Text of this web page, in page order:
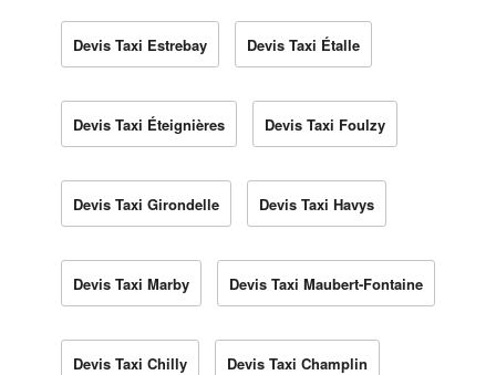
Devis Taxi Estrebay Devis Taxi Étalle
Devis Taxi Éteignières Devis Taxi Foulzy
Devis Taxi Girondelle Devis Taxi Havys
Devis Taxi Marby Devis Taxi Maubert-Fontaine
Devis Taxi Chilly Devis Taxi Champlin